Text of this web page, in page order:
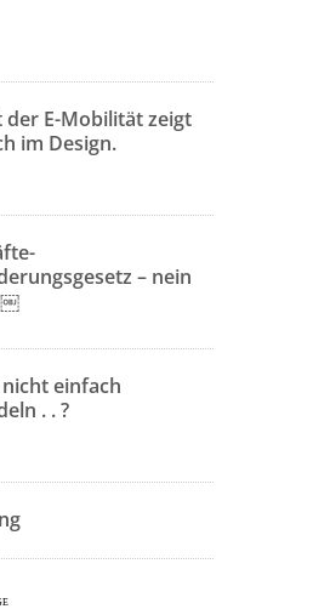
E-Mobilität zeigt
im Design.
– nein
einfach
. . ?